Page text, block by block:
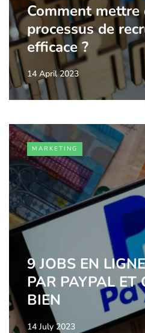
Comment mettre
processus de
efficace ?
14 April 2023
MARKETING
9 JOBS EN
PAR PAYPAL ET
BIEN
14 July 2023